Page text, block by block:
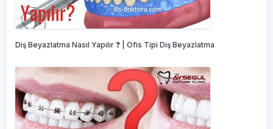
Diş Beyazlatma Nasıl Yapılır ❓ | Ofis Tipi Diş Beyazlatma